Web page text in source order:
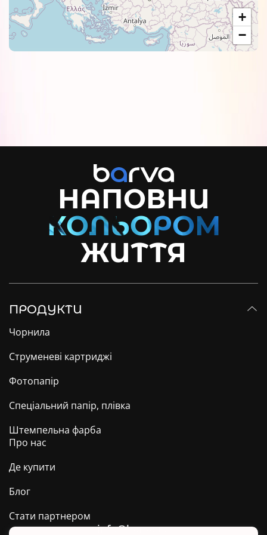
+
−
НАПОВНИ
ЖИТТЯ
ПРОДУКТИ
Чорнила
Струменеві картриджі
Фотопапір
Спеціальний папір, плівка
Штемпельна фарба
Про нас
Де купити
Блог
Стати партнером
info@barva.ua